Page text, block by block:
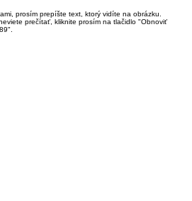
prosím prepíšte text, ktorý vidíte na obrázku.
prečítať, kliknite prosím na tlačidlo "Obnoviť